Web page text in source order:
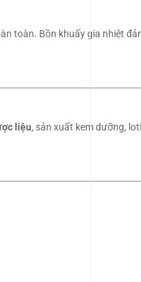
toàn. Bồn khuấy gia nhiệt
liệu, sản xuất kem dưỡng,